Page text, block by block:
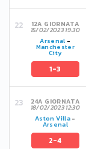
12A GIORNATA
15/02/2023 19:30
Arsenal -
Manchester
City
1-3
24A GIORNATA
18/02/2023 12:30
Aston Villa-
Arsenal
2-4